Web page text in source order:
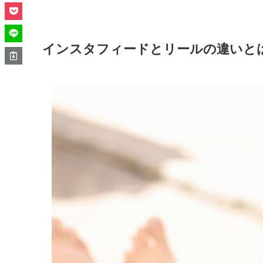
インスタフィードとリールの違いと